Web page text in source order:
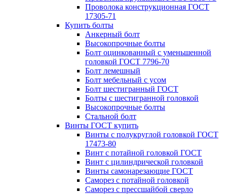
Проволока конструкционная ГОСТ
17305-71
Купить болты
Анкерный болт
Высокопрочные болты
Болт оцинкованный с уменьшенной
головкой ГОСТ 7796-70
Болт лемешный
Болт мебельный с усом
Болт шестигранный ГОСТ
Болты с шестигранной головкой
Высокопрочные болты
Стальной болт
Винты ГОСТ купить
Винты с полукруглой головкой ГОСТ
17473-80
Винт с потайной головкой ГОСТ
Винт с цилиндрической головкой
Винты самонарезающие ГОСТ
Саморез с потайной головкой
Саморез с прессшайбой сверло